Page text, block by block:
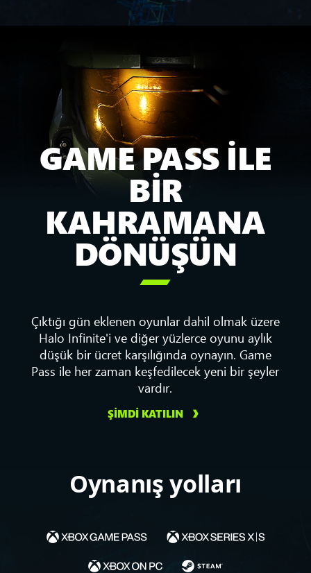
GAME PASS İLE
BİR
KAHRAMANA
DÖNÜŞÜN

Çıktığı gün eklenen oyunlar dahil olmak üzere
Halo Infinite'i ve diğer yüzlerce oyunu aylık
düşük bir ücret karşılığında oynayın. Game
Pass ile her zaman keşfedilecek yeni bir şeyler
vardır.
ŞİMDİ KATILIN
Oynanış yolları